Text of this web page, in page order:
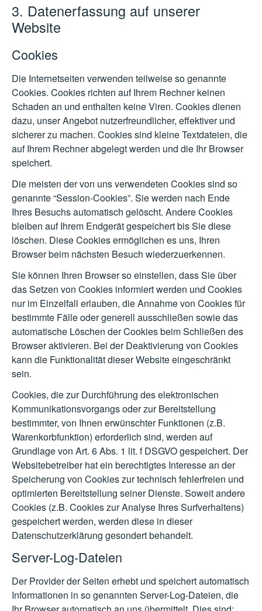
3. Datenerfassung auf unserer
Website
Cookies
Die Internetseiten verwenden teilweise so genannte
Cookies. Cookies richten auf Ihrem Rechner keinen
Schaden an und enthalten keine Viren. Cookies dienen
dazu, unser Angebot nutzerfreundlicher, effektiver und
sicherer zu machen. Cookies sind kleine Textdateien, die
auf Ihrem Rechner abgelegt werden und die Ihr Browser
speichert.
Die meisten der von uns verwendeten Cookies sind so
genannte “Session-Cookies”. Sie werden nach Ende
Ihres Besuchs automatisch gelöscht. Andere Cookies
bleiben auf Ihrem Endgerät gespeichert bis Sie diese
löschen. Diese Cookies ermöglichen es uns, Ihren
Browser beim nächsten Besuch wiederzuerkennen.
Sie können Ihren Browser so einstellen, dass Sie über
das Setzen von Cookies informiert werden und Cookies
nur im Einzelfall erlauben, die Annahme von Cookies für
bestimmte Fälle oder generell ausschließen sowie das
automatische Löschen der Cookies beim Schließen des
Browser aktivieren. Bei der Deaktivierung von Cookies
kann die Funktionalität dieser Website eingeschränkt
sein.
Cookies, die zur Durchführung des elektronischen
Kommunikationsvorgangs oder zur Bereitstellung
bestimmter, von Ihnen erwünschter Funktionen (z.B.
Warenkorbfunktion) erforderlich sind, werden auf
Grundlage von Art. 6 Abs. 1 lit. f DSGVO gespeichert. Der
Websitebetreiber hat ein berechtigtes Interesse an der
Speicherung von Cookies zur technisch fehlerfreien und
optimierten Bereitstellung seiner Dienste. Soweit andere
Cookies (z.B. Cookies zur Analyse Ihres Surfverhaltens)
gespeichert werden, werden diese in dieser
Datenschutzerklärung gesondert behandelt.
Server-Log-Dateien
Der Provider der Seiten erhebt und speichert automatisch
Informationen in so genannten Server-Log-Dateien, die